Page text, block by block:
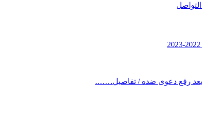
بعد رفع دعوى ضده / تفاصيل…….